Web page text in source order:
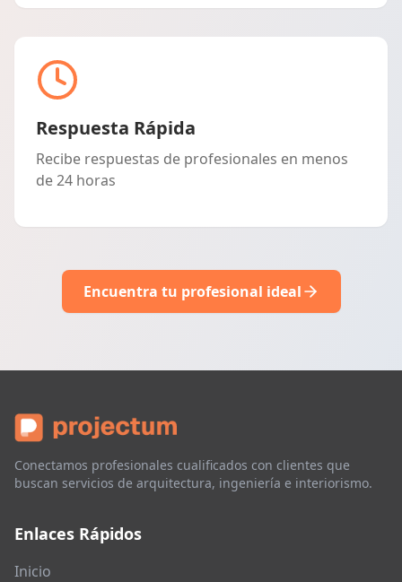
Respuesta Rápida
Recibe respuestas de profesionales en menos
de 24 horas
Encuentra tu profesional ideal
Conectamos profesionales cualificados con clientes que
buscan servicios de arquitectura, ingeniería e interiorismo.
Enlaces Rápidos
Inicio